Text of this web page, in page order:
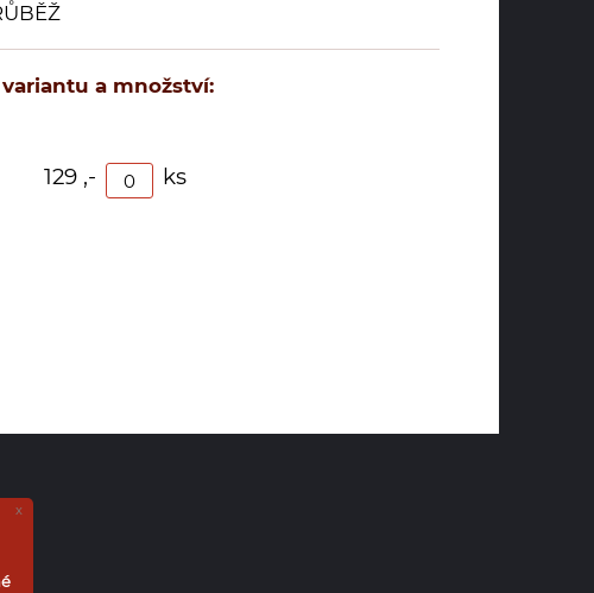
a množství:
129 ,- ks
x